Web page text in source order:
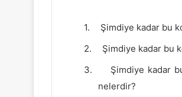
1.
Şimdiye kadar bu
2.
Şimdiye kadar bu
3.
Şimdiye kadar
nelerdir?